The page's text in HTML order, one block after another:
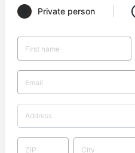
Private person